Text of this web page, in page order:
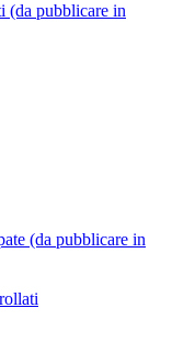
(da pubblicare in
(da pubblicare in